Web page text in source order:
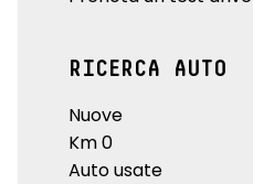
RICERCA AUTO
Nuove
Km 0
Auto usate